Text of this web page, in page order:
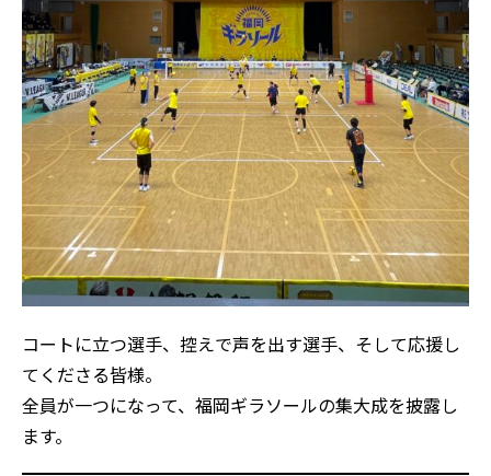
コートに立つ選手、控えで声を出す選手、そして応援し
てくださる皆様。
全員が一つになって、福岡ギラソールの集大成を披露し
ます。